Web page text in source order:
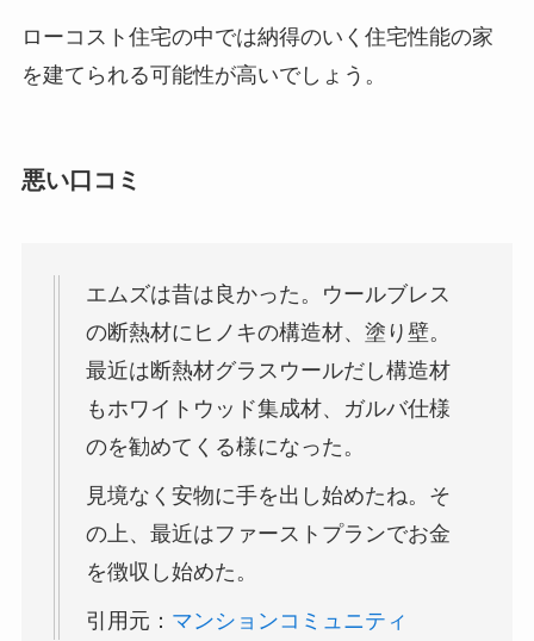
ローコスト住宅の中では納得のいく住宅性能の家
を建てられる可能性が高いでしょう。
悪い口コミ
エムズは昔は良かった。ウールブレス
の断熱材にヒノキの構造材、塗り壁。
最近は断熱材グラスウールだし構造材
もホワイトウッド集成材、ガルバ仕様
のを勧めてくる様になった。
見境なく安物に手を出し始めたね。そ
の上、最近はファーストプランでお金
を徴収し始めた。
引用元： マンションコミュニティ